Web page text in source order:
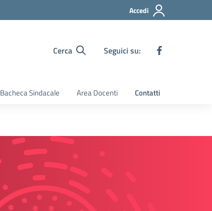
Accedi
Cerca Seguici su:
Bacheca Sindacale Area Docenti Contatti